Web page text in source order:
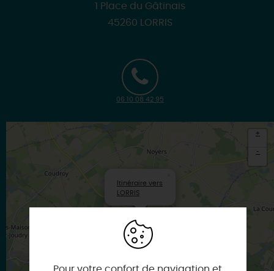
1 Place du Gâtinais
45260 LORRIS
06 10 08 42 95
Itinéraire vers
LORRIS
+
-
Pour votre confort de navigation et